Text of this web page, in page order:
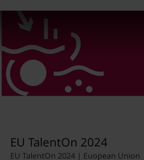
Student Support
Unterkünfte
Internationalization at Home
Kurse auf Englisch
EU TalentOn 2024
EU TalentOn 2024 | Euopean Union